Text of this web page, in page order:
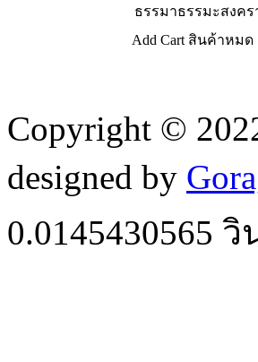
ธรรมาธรรมะสงคร
Add Cart สินค้าหมด
Copyright ©
designed by
0.0145430565 วิ